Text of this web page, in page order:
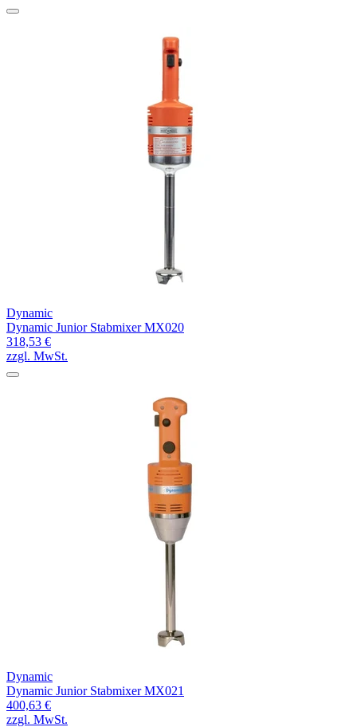
Dynamic
Dynamic Junior Stabmixer MX020
318,53 €
zzgl. MwSt.
Dynamic
Dynamic Junior Stabmixer MX021
400,63 €
zzgl. MwSt.